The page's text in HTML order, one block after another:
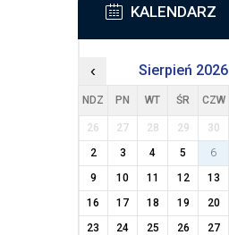
KALENDARZ
‹ Sierpień 2026
NDZ PN WT ŚR CZW
26 27 28 29 30
2
3 4 5 6
9
10 11 12 13
16
17 18 19 20
23
24 25 26 27